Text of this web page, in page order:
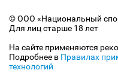
© ООО «Национальный
Для лиц старше 18 лет
На сайте применяются
Подробнее в Правилах
технологий